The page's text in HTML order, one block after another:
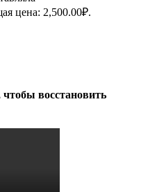
цена: 2,500.00₽.
восстановить